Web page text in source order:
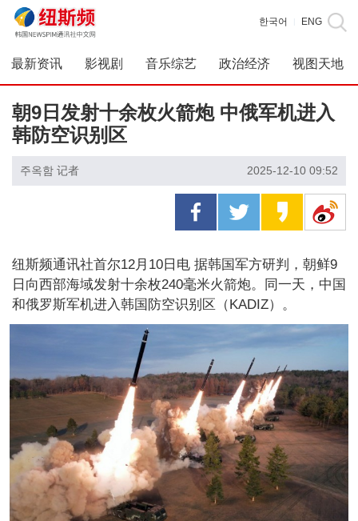
한국어 ENG
最新资讯 影视剧 音乐综艺 政治经济 视图天地
朝9日发射十余枚火箭炮 中俄军机进入
韩防空识别区
주옥함 记者 2025-12-10 09:52
纽斯频通讯社首尔12月10日电 据韩国军方研判，朝鲜9
日向西部海域发射十余枚240毫米火箭炮。同一天，中国
和俄罗斯军机进入韩国防空识别区（KADIZ）。